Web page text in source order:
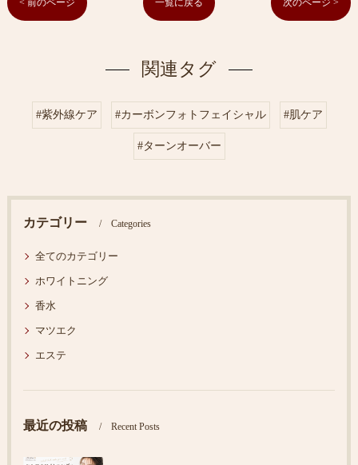
< 前のページ 一覧に戻る 次のページ >
関連タグ
#紫外線ケア #カーボンフォトフェイシャル #肌ケア
#ターンオーバー
カテゴリー Categories
全てのカテゴリー
ホワイトニング
香水
マツエク
エステ
最近の投稿 Recent Posts